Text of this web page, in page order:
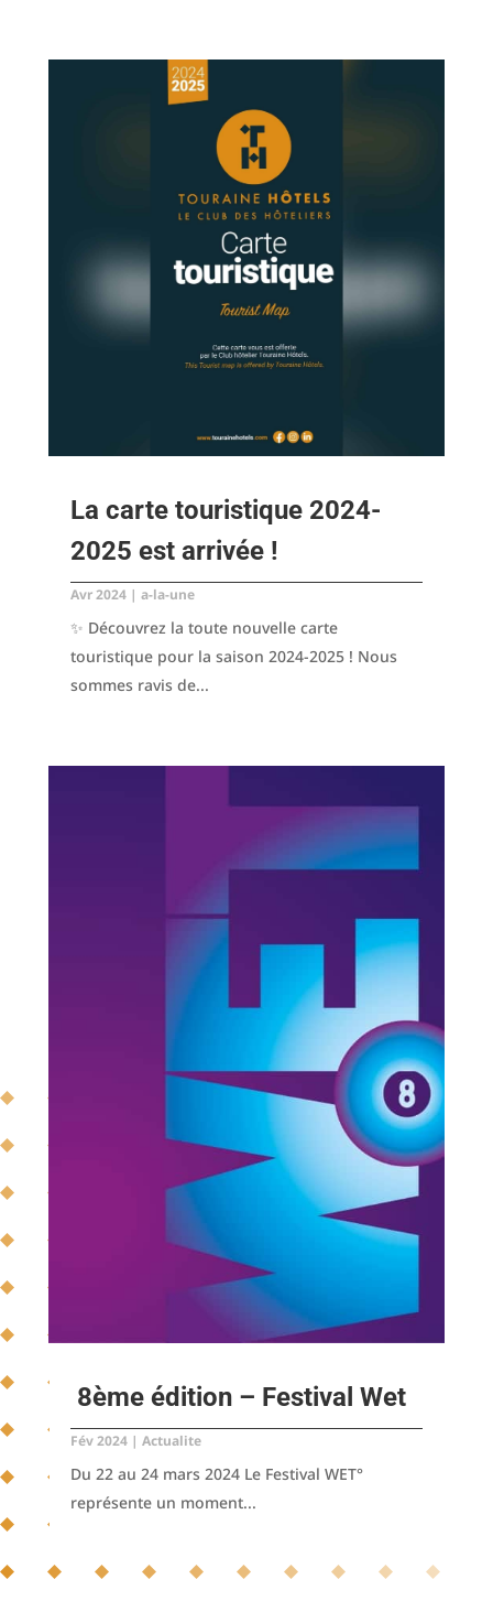
La carte touristique 2024-
2025 est arrivée !
Avr 2024| a-la-une
✨ Découvrez la toute nouvelle carte
touristique pour la saison 2024-2025 ! Nous
sommes ravis de...
8ème édition – Festival Wet
Fév 2024| Actualite
Du 22 au 24 mars 2024 Le Festival WET°
représente un moment...